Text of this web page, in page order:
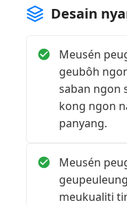
Desain
Meusén
geubôh
saban ngon
kong ngon
panyang.
Meusén
meukualiti